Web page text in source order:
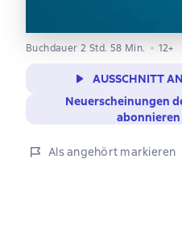
Buchdauer 2 Std. 58 Min. 12+
AUSSCHNITT
Neuerscheinungen
abonnieren
Als angehört markieren